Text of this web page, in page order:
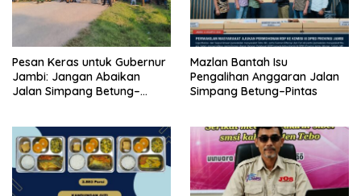
Pesan Keras untuk Gubernur
Jambi: Jangan Abaikan
Jalan Simpang Betung–
Mazlan Bantah Isu
Pengalihan Anggaran Jalan
Simpang Betung–Pintas